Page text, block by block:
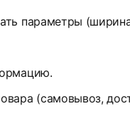
параметры
(самовывоз,